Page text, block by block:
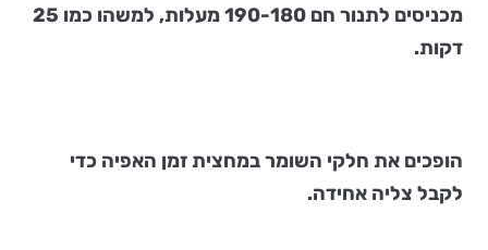
מכניסים לתנור חם 190-180 מעלות, למשהו כמו 25
דקות.
הופכים את חלקי השומר במחצית זמן האפיה כדי
לקבל צליה אחידה.